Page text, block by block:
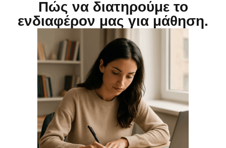
Πώς να διατηρούμε το
ενδιαφέρον μας για μάθηση.